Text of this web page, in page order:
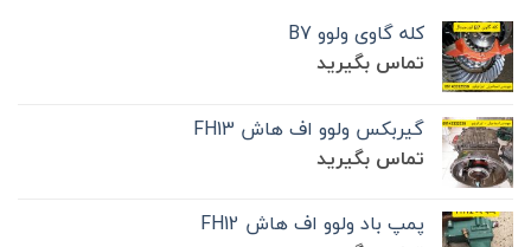
کله گاوی ولوو B7
تماس بگیرید
گیربکس ولوو اف هاش FH13
تماس بگیرید
پمپ باد ولوو اف هاش FH12